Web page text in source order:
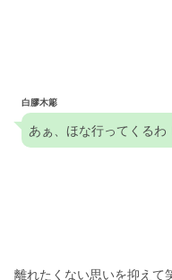
白膠木簓
あぁ、ほな行ってくるわ
離れたくない思いを抑えて